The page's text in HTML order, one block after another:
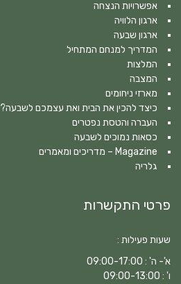
אפשרויות הנצחה
ארגון הלוויה
ארגון שבעה
המדריך למנחם המתחיל
המלצות
המצבה
מארזי ניחומים
כיצד להכין את הבית ואת עצמכם לשבעה?
העברה והטסת נפטרים
כסאות נמוכים לשבעה
Magazine – מדריכים ומאמרים
גלריה
פרטי התקשרות
שעות פעילות :
א'- ה' : 09:00-17:00
ו' : 09:00-13:00